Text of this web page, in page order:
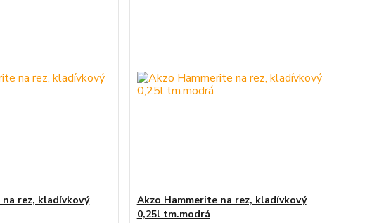
rez, kladívkový
Akzo Hammerite na rez, kladívkový
0,25l tm.modrá